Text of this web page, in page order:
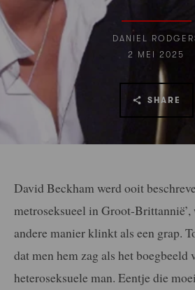
DANIEL
2 MEI 2025
SHARE
David Beckham werd ooit
metroseksueel in Groot-Brittannië’,
andere manier klinkt als een grap.
dat men hem zag als het boegbeeld
heteroseksuele man. Eentje die